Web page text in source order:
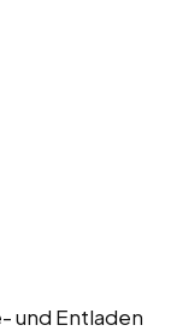
und Entladen